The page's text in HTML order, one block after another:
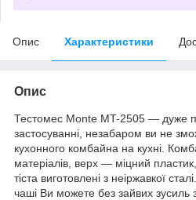
Опис Характеристики
Опис
Тестомес Monte MT-2505 — дуже
застосуванні, незабаром ви не
кухонного комбайна на кухні.
матеріалів, верх — міцний
тіста виготовлені з неіржавкої
чаші Ви можете без зайвих зусиль